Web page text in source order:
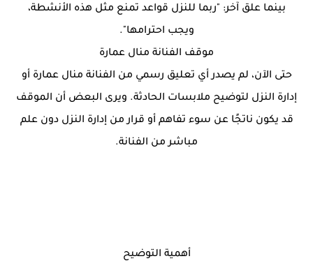
بينما علق آخر: "ربما للنزل قواعد تمنع مثل هذه الأنشطة،
ويجب احترامها".
موقف الفنانة منال عمارة
حتى الآن، لم يصدر أي تعليق رسمي من الفنانة منال عمارة أو
إدارة النزل لتوضيح ملابسات الحادثة. ويرى البعض أن الموقف
قد يكون ناتجًا عن سوء تفاهم أو قرار من إدارة النزل دون علم
مباشر من الفنانة.
أهمية التوضيح